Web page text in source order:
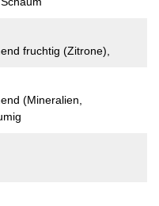
fruchtig (Zitrone),
(Mineralien,